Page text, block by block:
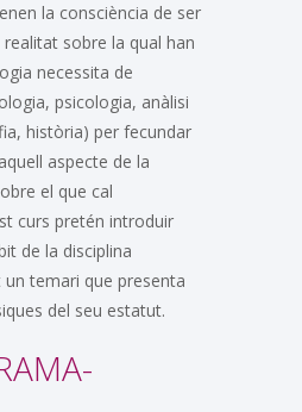
la consciència de ser
realitat sobre la qual han
necessita de
psicologia, anàlisi
història) per fecundar
aspecte de la
el que cal
curs pretén introduir
de la disciplina
temari que presenta
del seu estatut.